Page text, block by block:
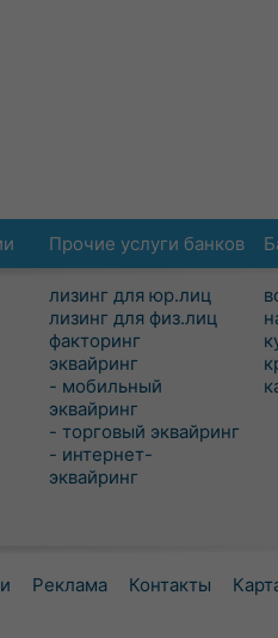
Прочие услуги банков
лизинг для юр.лиц
лизинг для физ.лиц
факторинг
эквайринг
- мобильный
эквайринг
- торговый эквайринг
- интернет-
эквайринг
Реклама Контакты